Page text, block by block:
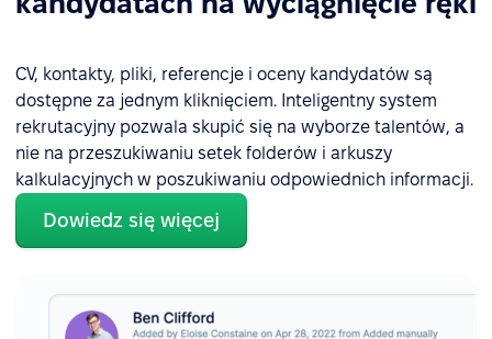
CV, kontakty, pliki, referencje i oceny kandydatów są
dostępne za jednym kliknięciem. Inteligentny system
rekrutacyjny pozwala skupić się na wyborze talentów, a
nie na przeszukiwaniu setek folderów i arkuszy
kalkulacyjnych w poszukiwaniu odpowiednich informacji.
Dowiedz się więcej